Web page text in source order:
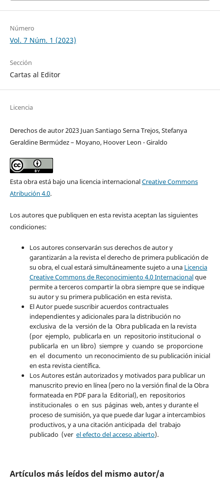
Número
Vol. 7 Núm. 1 (2023)
Sección
Cartas al Editor
Licencia
Derechos de autor 2023 Juan Santiago Serna Trejos, Stefanya
Geraldine Bermúdez – Moyano, Hoover Leon - Giraldo
Esta obra está bajo una licencia internacionalCreative Commons
Atribución 4.0.
Los autores que publiquen en esta revista aceptan las siguientes
condiciones:
Los autores conservarán sus derechos de autor y
garantizarán a la revista el derecho de primera publicación de
su obra, el cual estará simultáneamente sujeto a una Licencia
Creative Commons de Reconocimiento 4.0 Internacionalque
permite a terceros compartir la obra siempre que se indique
su autor y su primera publicación en esta revista.
El Autor puede suscribir acuerdos contractuales
independientes y adicionales para la distribución no
exclusiva de la versión de la Obra publicada en la revista
(por ejemplo, publicarla en un repositorio institucional o
publicarla en un libro) siempre y cuando se proporcione
en el documento un reconocimiento de su publicación inicial
en esta revista científica.
Los Autores están autorizados y motivados para publicar un
manuscrito previo en línea (pero no la versión final de la Obra
formateada en PDF para la Editorial), en repositorios
institucionales o en sus páginas web, antes y durante el
proceso de sumisión, ya que puede dar lugar a intercambios
productivos, y a una citación anticipada del trabajo
publicado (ver el efecto del acceso abierto).
Artículos más leídos del mismo autor/a